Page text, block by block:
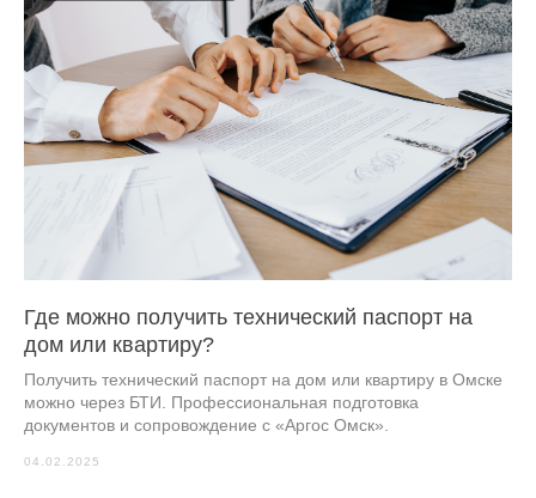
Где можно получить технический паспорт на
дом или квартиру?
Получить технический паспорт на дом или квартиру в Омске
можно через БТИ. Профессиональная подготовка
документов и сопровождение с «Аргос Омск».
04.02.2025